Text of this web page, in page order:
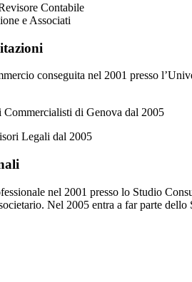
Contabile
e Associati
conseguita nel 2001 presso
di Genova dal 2005
Legali dal 2005
nel 2001 presso lo Studio
Nel 2005 entra a far parte